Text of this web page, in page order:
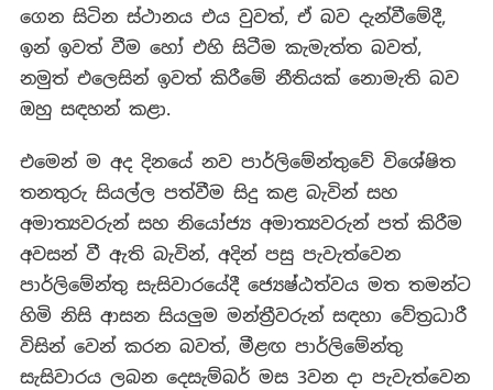
ගෙන සිටින ස්ථානය එය වුවත්, ඒ බව දැන්වීමේදී,
ඉන් ඉවත් වීම හෝ එහි සිටීම කැමැත්ත බවත්,
නමුත් එලෙසින් ඉවත් කිරීමේ නීතියක් නොමැති බව
ඔහු සඳහන් කළා.
එමෙන් ම අද දිනයේ නව පාර්ලිමේන්තුවේ විශේෂිත
තනතුරු සියල්ල පත්වීම සිදු කළ බැවින් සහ
අමාත්‍යවරුන් සහ නියෝජ්‍ය අමාත්‍යවරුන් පත් කිරීම
අවසන් වී ඇති බැවින්, අදින් පසු පැවැත්වෙන
පාර්ලිමේන්තු සැසිවාරයේදී ජ්‍යෙෂ්ඨත්වය මත තමන්ට
හිමි නිසි ආසන සියලුම මන්ත්‍රීවරුන් සඳහා වේත්‍රධාරී
විසින් වෙන් කරන බවත්, මීළඟ පාර්ලිමේන්තු
සැසිවාරය ලබන දෙසැම්බර් මස 3වන දා පැවැත්වෙන